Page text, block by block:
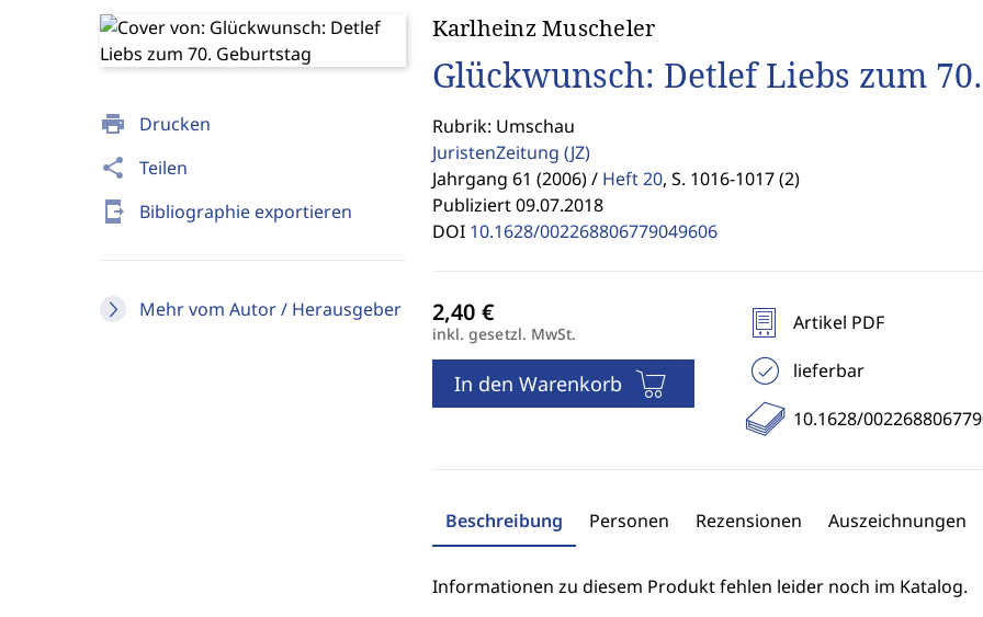
print Drucken
share Teilen
send_to_mobile Bibliographie exportieren
Mehr vom Autor / Herausgeber
Karlheinz Muscheler
Glückwunsch: Detlef Liebs zum
Rubrik: Umschau
JuristenZeitung (JZ)
Jahrgang 61 (2006) / Heft 20, S. 1016-1017 (2)
Publiziert 09.07.2018
DOI 10.1628/002268806779049606
inkl. gesetzl. MwSt.
In den Warenkorb
Artikel PDF
lieferbar
10.1628/
Beschreibung Personen Rezensionen Auszeichnungen
Informationen zu diesem Produkt fehlen leider noch im Katalog.